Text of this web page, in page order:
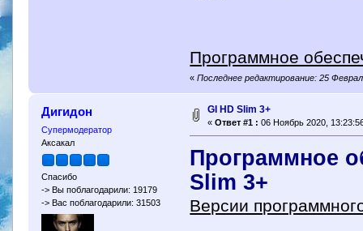
Программное
«Последнее редактирование: 25
Дигидон
Супермодератор
Аксакал
Спасибо
-> Вы поблагодарили: 19179
-> Вас поблагодарили: 31503
GI HD Slim 3+
« Ответ #1 : 06 Ноябрь 2020,
Программное
Slim 3+
Версии